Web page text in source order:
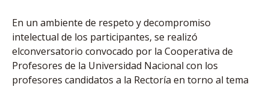
En un ambiente de respeto y decompromiso
intelectual de los participantes, se realizó
elconversatorio convocado por la Cooperativa de
Profesores de la Universidad Nacional con los
profesores candidatos a la Rectoría en torno al tema